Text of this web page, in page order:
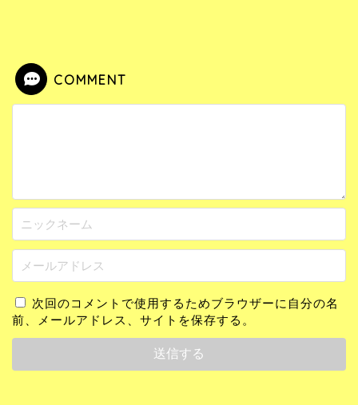
COMMENT
次回のコメントで使用するためブラウザーに自分の名
前、メールアドレス、サイトを保存する。